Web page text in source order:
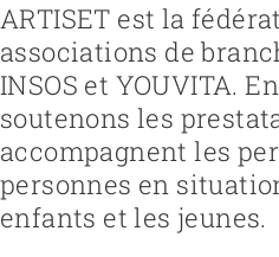
Régler le financement
Développer des offres
Promouvoir des offres
Promouvoir la durabilité
Organiser des achats
Organiser les transitions
Renforcer l’autodétermination
Protéger l'intégrité
Accompagner en cas de démence
Promouvoir la santé mentale
Projets
ARTISET est la
associations de
INSOS et YOUVITA.
soutenons les
accompagnent les
personnes en
enfants et les jeunes.